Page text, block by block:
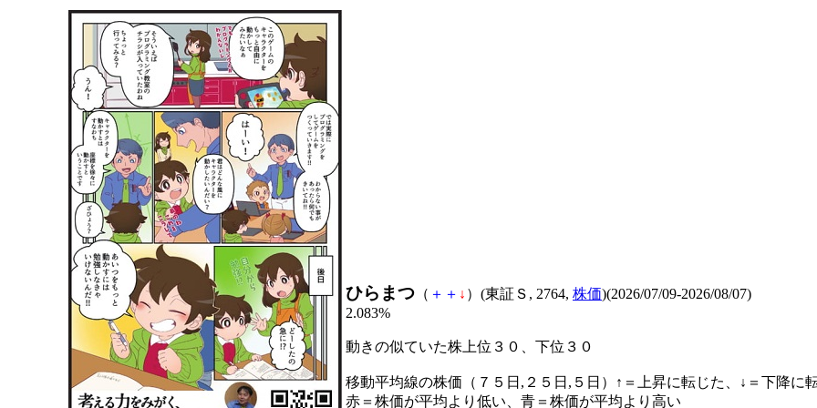
ひらまつ （ ＋ ＋ ↓ ）(東証Ｓ, 2764, 株価)(2026/07/09-2026/08/07)
2.083%
動きの似ていた株上位３０、下位３０
移動平均線の株価（７５日,２５日,５日）↑＝上昇に転じた、↓＝下降に
赤＝株価が平均より低い、青＝株価が平均より高い